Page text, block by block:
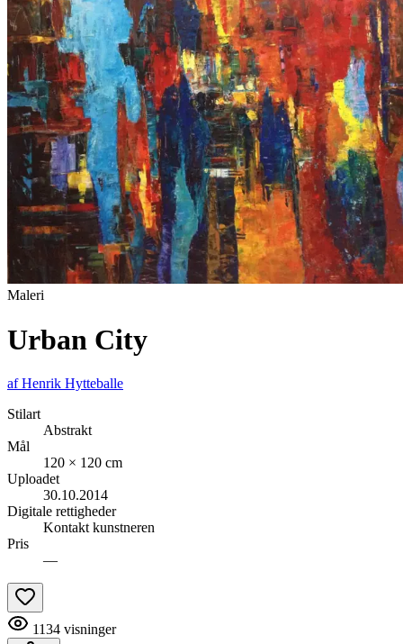
Maleri
Urban City
afHenrik Hytteballe
Stilart
Abstrakt
Mål
120 × 120 cm
Uploadet
30.10.2014
Digitale rettigheder
Kontakt kunstneren
Pris
—
1134 visninger